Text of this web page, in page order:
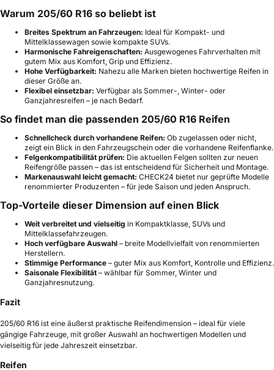
Warum 205/60 R16 so beliebt ist
Breites Spektrum an Fahrzeugen: Ideal für Kompakt- und
Mittelklassewagen sowie kompakte SUVs.
Harmonische Fahreigenschaften: Ausgewogenes Fahrverhalten mit
gutem Mix aus Komfort, Grip und Effizienz.
Hohe Verfügbarkeit: Nahezu alle Marken bieten hochwertige Reifen in
dieser Größe an.
Flexibel einsetzbar: Verfügbar als Sommer-, Winter- oder
Ganzjahresreifen – je nach Bedarf.
So findet man die passenden 205/60 R16 Reifen
Schnellcheck durch vorhandene Reifen: Ob zugelassen oder nicht,
zeigt ein Blick in den Fahrzeugschein oder die vorhandene Reifenflanke.
Felgenkompatibilität prüfen: Die aktuellen Felgen sollten zur neuen
Reifengröße passen – das ist entscheidend für Sicherheit und Montage.
Markenauswahl leicht gemacht: CHECK24 bietet nur geprüfte Modelle
renommierter Produzenten – für jede Saison und jeden Anspruch.
Top-Vorteile dieser Dimension auf einen Blick
Weit verbreitet und vielseitig in Kompaktklasse, SUVs und
Mittelklassefahrzeugen.
Hoch verfügbare Auswahl – breite Modellvielfalt von renommierten
Herstellern.
Stimmige Performance – guter Mix aus Komfort, Kontrolle und Effizienz.
Saisonale Flexibilität – wählbar für Sommer, Winter und
Ganzjahresnutzung.
Fazit
205/60 R16 ist eine äußerst praktische Reifendimension – ideal für viele
gängige Fahrzeuge, mit großer Auswahl an hochwertigen Modellen und
vielseitig für jede Jahreszeit einsetzbar.
Reifen